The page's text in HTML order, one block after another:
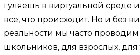
гуляешь в виртуальной среде
все, что происходит. Но и без
реальности мы часто
школьников, для взрослых, для